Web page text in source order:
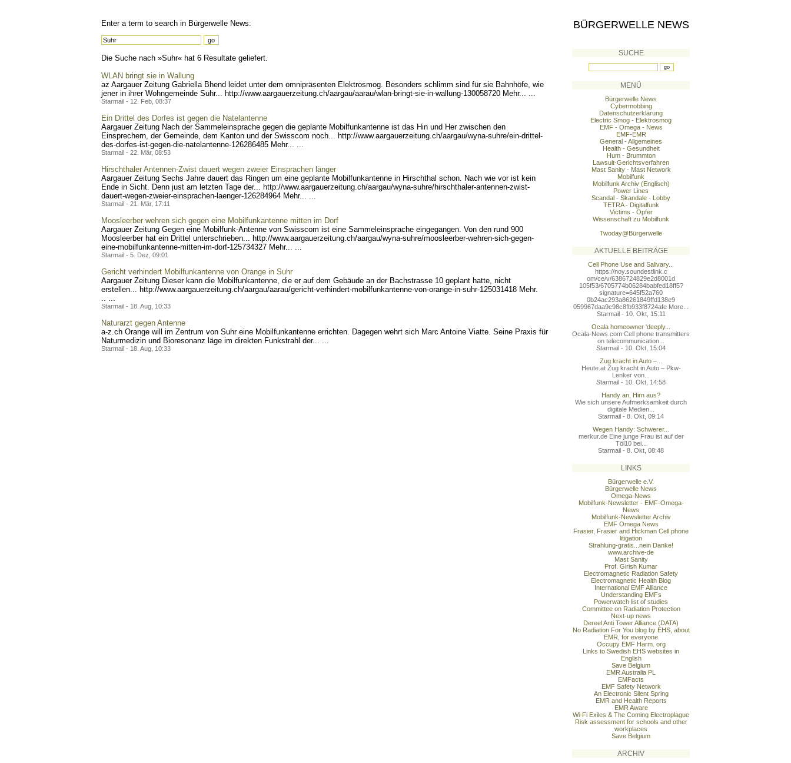
Enter a term to search in Bürgerwelle News:
Die Suche nach »Suhr« hat 6 Resultate geliefert.
WLAN bringt sie in Wallung
az Aargauer Zeitung Gabriella Bhend leidet unter dem omnipräsenten Elektrosmog. Besonders schlimm sind für sie Bahnhöfe, wie
jener in ihrer Wohngemeinde Suhr... http://www.aargauerzeitung.ch/aargau/aarau/wlan-bringt-sie-in-wallung-130058720 Mehr... ...
Starmail - 12. Feb, 08:37
Ein Drittel des Dorfes ist gegen die Natelantenne
Aargauer Zeitung Nach der Sammeleinsprache gegen die geplante Mobilfunkantenne ist das Hin und Her zwischen den
Einsprechern, der Gemeinde, dem Kanton und der Swisscom noch... http://www.aargauerzeitung.ch/aargau/wyna-suhre/ein-drittel-
des-dorfes-ist-gegen-die-natelantenne-126286485 Mehr... ...
Starmail - 22. Mär, 08:53
Hirschthaler Antennen-Zwist dauert wegen zweier Einsprachen länger
Aargauer Zeitung Sechs Jahre dauert das Ringen um eine geplante Mobilfunkantenne in Hirschthal schon. Nach wie vor ist kein
Ende in Sicht. Denn just am letzten Tage der... http://www.aargauerzeitung.ch/aargau/wyna-suhre/hirschthaler-antennen-zwist-
dauert-wegen-zweier-einsprachen-laenger-126284964 Mehr... ...
Starmail - 21. Mär, 17:11
Moosleerber wehren sich gegen eine Mobilfunkantenne mitten im Dorf
Aargauer Zeitung Gegen eine Mobilfunk-Antenne von Swisscom ist eine Sammeleinsprache eingegangen. Von den rund 900
Moosleerber hat ein Drittel unterschrieben... http://www.aargauerzeitung.ch/aargau/wyna-suhre/moosleerber-wehren-sich-gegen-
eine-mobilfunkantenne-mitten-im-dorf-125734327 Mehr... ...
Starmail - 5. Dez, 09:01
Gericht verhindert Mobilfunkantenne von Orange in Suhr
Aargauer Zeitung Dieser kann die Mobilfunkantenne, die er auf dem Gebäude an der Bachstrasse 10 geplant hatte, nicht
erstellen... http://www.aargauerzeitung.ch/aargau/aarau/gericht-verhindert-mobilfunkantenne-von-orange-in-suhr-125031418 Mehr.
.. ...
Starmail - 18. Aug, 10:33
Naturarzt gegen Antenne
a-z.ch Orange will im Zentrum von Suhr eine Mobilfunkantenne errichten. Dagegen wehrt sich Marc Antoine Viatte. Seine Praxis für
Naturmedizin und Bioresonanz läge im direkten Funkstrahl der... ...
Starmail - 18. Aug, 10:33
BÜRGERWELLE NEWS
SUCHE
MENÜ
Bürgerwelle News
Cybermobbing
Datenschutzerklärung
Electric Smog - Elektrosmog
EMF - Omega - News
EMF-EMR
General - Allgemeines
Health - Gesundheit
Hum - Brummton
Lawsuit-Gerichtsverfahren
Mast Sanity - Mast Network
Mobilfunk
Mobilfunk Archiv (Englisch)
Power Lines
Scandal - Skandale - Lobby
TETRA - Digitalfunk
Victims - Opfer
Wissenschaft zu Mobilfunk
Twoday@Bürgerwelle
AKTUELLE BEITRÄGE
Cell Phone Use and Salivary...
https://noy.soundestlink.c
om/ce/v/6386724829e2d8001d
105f53/6705774b06284babfed18ff5?
signature=645f52a760
0b24ac293a86261849ffd138e9
059967daa9c98c8fb933f8724afe More...
Starmail - 10. Okt, 15:11
Ocala homeowner 'deeply...
Ocala-News.com Cell phone transmitters
on telecommunication...
Starmail - 10. Okt, 15:04
Zug kracht in Auto –...
Heute.at Zug kracht in Auto – Pkw-
Lenker von...
Starmail - 10. Okt, 14:58
Handy an, Hirn aus?
Wie sich unsere Aufmerksamkeit durch
digitale Medien...
Starmail - 8. Okt, 09:14
Wegen Handy: Schwerer...
merkur.de Eine junge Frau ist auf der
Töl10 bei...
Starmail - 8. Okt, 08:48
LINKS
Bürgerwelle e.V.
Bürgerwelle News
Omega-News
Mobilfunk-Newsletter - EMF-Omega-
News
Mobilfunk-Newsletter Archiv
EMF Omega News
Frasier, Frasier and Hickman Cell phone
litigation
Strahlung-gratis...nein Danke!
www.archive-de
Mast Sanity
Prof. Girish Kumar
Electromagnetic Radiation Safety
Electromagnetic Health Blog
International EMF Alliance
Understanding EMFs
Powerwatch list of studies
Committee on Radiation Protection
Next-up news
Dereel Anti Tower Alliance (DATA)
No Radiation For You blog by EHS, about
EMR, for everyone
Occupy EMF Harm. org
Links to Swedish EHS websites in
English
Save Belgium
EMR Australia PL
EMFacts
EMF Safety Network
An Electronic Silent Spring
EMR and Health Reports
EMR Aware
Wi-Fi Exiles & The Coming Electroplague
Risk assessment for schools and other
workplaces
Save Belgium
ARCHIV